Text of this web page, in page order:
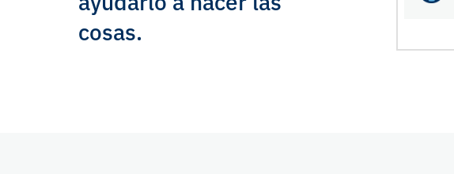
cosas.